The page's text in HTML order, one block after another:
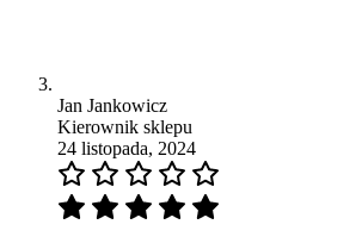
Jan Jankowicz
Kierownik sklepu
24 listopada, 2024